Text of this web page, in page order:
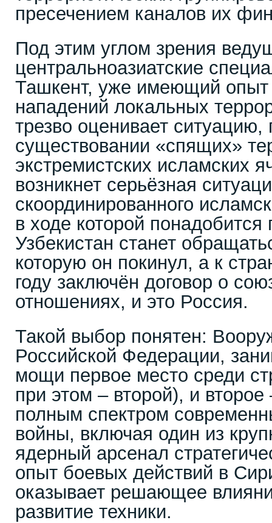
пресечением каналов их
Под этим углом зрения
центральноазиатские
Ташкент, уже имеющий
нападений локальных
трезво оценивает ситуацию,
существовании «спящих»
экстремистских исламских
возникнет серьёзная
скоординированного
в ходе которой
Узбекистан станет
которую он покинул, а к
году заключён договор о
отношениях, и это Россия.
Такой выбор понятен:
Российской Федерации,
мощи первое место среди
при этом – второй), и
полным спектром
войны, включая один из
ядерный арсенал
опыт боевых действий в
оказывает решающее
развитие техники.